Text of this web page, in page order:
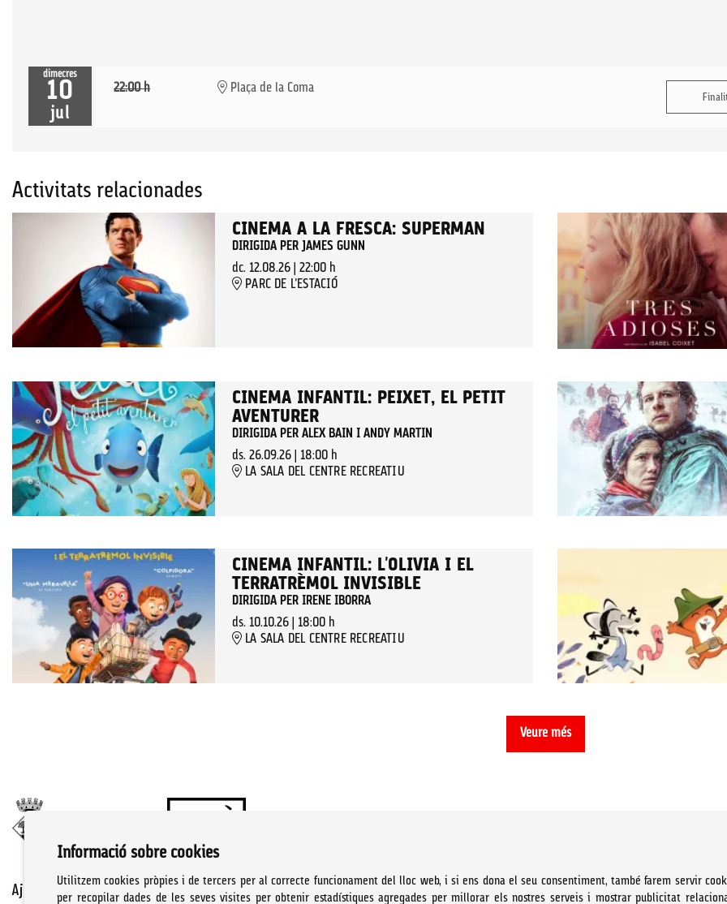
dimecres
10
jul
22:00 h Plaça de la Coma
Activitats relacionades
CINEMA A LA FRESCA: SUPERMAN
DIRIGIDA PER JAMES GUNN
dc. 12.08.26| 22:00 h
PARC DE L'ESTACIÓ
CINEMA INFANTIL: PEIXET, EL PETIT
AVENTURER
DIRIGIDA PER ALEX BAIN I ANDY MARTIN
ds. 26.09.26| 18:00 h
LA SALA DEL CENTRE RECREATIU
CINEMA INFANTIL: L'OLIVIA I EL
TERRATRÈMOL INVISIBLE
DIRIGIDA PER IRENE IBORRA
ds. 10.10.26| 18:00 h
LA SALA DEL CENTRE RECREATIU
Veure més
Ajuntament de Cassà de la Selva | Àrea de cultura
Informació sobre cookies
Utilitzem cookies pròpies i de tercers per al correcte funcionament del lloc web, i si ens dona el seu consentiment, també farem servir
per recopilar dades de les seves visites per obtenir estadístiques agregades per millorar els nostres serveis i mostrar publicitat